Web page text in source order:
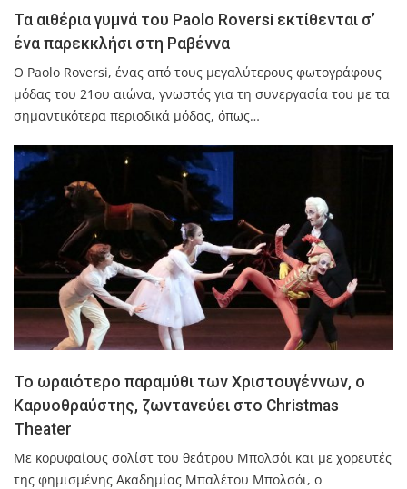
Τα αιθέρια γυμνά του Paolo Roversi εκτίθενται σ’
ένα παρεκκλήσι στη Ραβέννα
Ο Paolo Roversi, ένας από τους μεγαλύτερους φωτογράφους
μόδας του 21ου αιώνα, γνωστός για τη συνεργασία του με τα
σημαντικότερα περιοδικά μόδας, όπως…
Το ωραιότερο παραμύθι των Χριστουγέννων, ο
Καρυοθραύστης, ζωντανεύει στο Christmas
Theater
Με κορυφαίους σολίστ του θεάτρου Μπολσόι και με χορευτές
της φημισμένης Ακαδημίας Μπαλέτου Μπολσόι, ο